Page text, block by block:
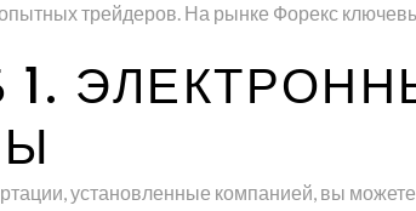
трейдеров. На рынке Форекс
установленные компанией, вы